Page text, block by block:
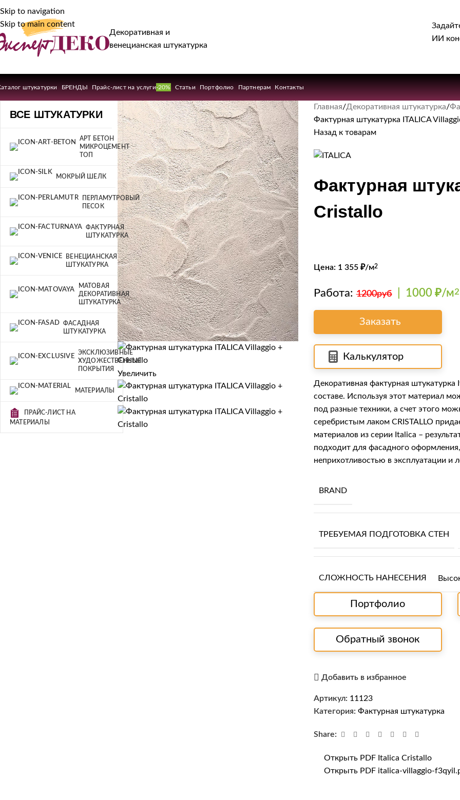
Skip to navigation
Skip to main content
Декоративная и
венецианская штукатурка
ИИ
штукатурки БРЕНДЫ Прайс-лист на услуги-20% Статьи Портфолио Партнерам Контакты
ВСЕ ШТУКАТУРКИ
АРТ БЕТОН
МИКРОЦЕМЕНТ
ТОП
МОКРЫЙ ШЕЛК
ПЕРЛАМУТРОВЫЙ
ПЕСОК
ФАКТУРНАЯ
ШТУКАТУРКА
ВЕНЕЦИАНСКАЯ
ШТУКАТУРКА
МАТОВАЯ
ДЕКОРАТИВНАЯ
ШТУКАТУРКА
ФАСАДНАЯ
ШТУКАТУРКА
ЭКСКЛЮЗИВНЫЕ
ХУДОЖЕСТВЕННЫЕ
ПОКРЫТИЯ
МАТЕРИАЛЫ
ПРАЙС-ЛИСТ НА
МАТЕРИАЛЫ
Увеличить
Главная Декоративная штукатурка
Фактурная штукатурка ITALICA
Назад к товарам
Фактурная
Cristallo
Цена: 1 355 ₽/м2
Работа:1200руб| 1000 ₽/м2
Заказать
Калькулятор
Декоративная фактурная штукатурка
составе. Используя этот материал
под разные техники, а счет этого
серебристым лаком CRISTALLO
материалов из серии Italica –
подходит для фасадного
неприхотливостью в эксплуатации и
BRAND
ТРЕБУЕМАЯ ПОДГОТОВКА СТЕН
СЛОЖНОСТЬ НАНЕСЕНИЯ
Портфолио
Обратный звонок
Добавить в избранное
Артикул: 11123
Категория: Фактурная штукатурка
Share:
Открыть PDF Italica Cristallo
Открыть PDF italica-villaggio-